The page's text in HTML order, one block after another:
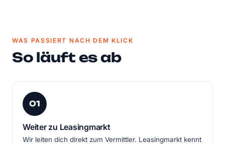
WAS PASSIERT NACH DEM KLICK
So läuft es ab
01
Weiter zu Leasingmarkt
Wir leiten dich direkt zum Vermittler. Leasingmarkt kennt